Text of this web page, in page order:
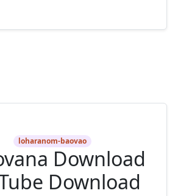
loharanom-baovao
Download
Download